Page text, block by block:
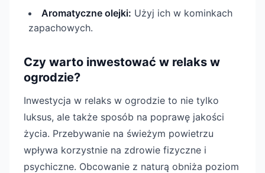
Aromatyczne olejki: Użyj ich w kominkach
zapachowych.
Czy warto inwestować w relaks w
ogrodzie?
Inwestycja w relaks w ogrodzie to nie tylko
luksus, ale także sposób na poprawę jakości
życia. Przebywanie na świeżym powietrzu
wpływa korzystnie na zdrowie fizyczne i
psychiczne. Obcowanie z naturą obniża poziom